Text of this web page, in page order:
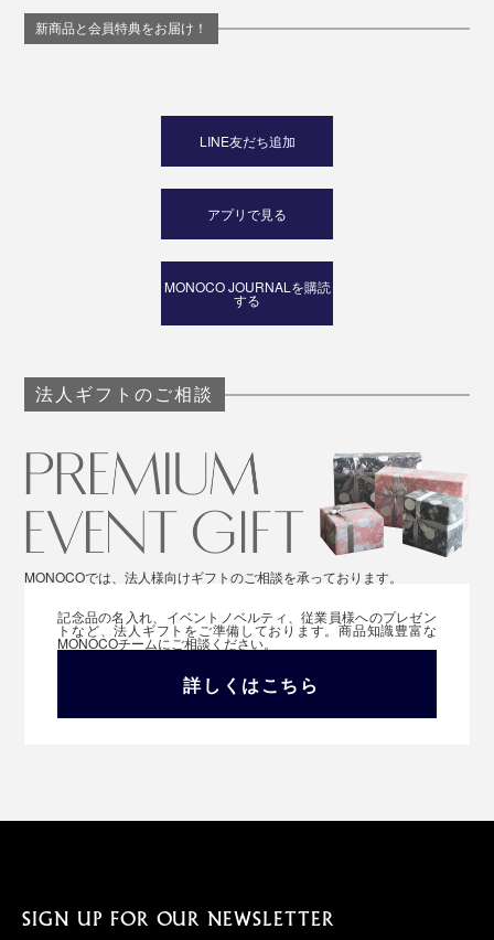
新商品と会員特典をお届け！
LINE友だち追加
アプリで見る
MONOCO JOURNALを購読
する
法人ギフトのご相談
MONOCOでは、法人様向けギフトのご相談を承っております。
記念品の名入れ、イベントノベルティ、従業員様へのプレゼン
トなど、法人ギフトをご準備しております。商品知識豊富な
MONOCOチームにご相談ください。
詳しくはこちら
SIGN UP FOR OUR NEWSLETTER